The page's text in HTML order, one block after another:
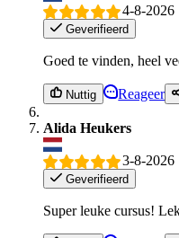
4-8-2026
Geverifieerd
Goed te vinden, heel
Nuttig Reageer
Alida Heukers
3-8-2026
Geverifieerd
Super leuke cursus!